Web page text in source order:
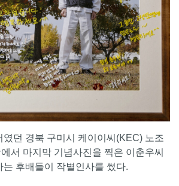
였던 경북 구미시 케이이씨(KEC) 노조
서 마지막 기념사진을 찍은 이춘우씨
는 후배들이 작별인사를 썼다.